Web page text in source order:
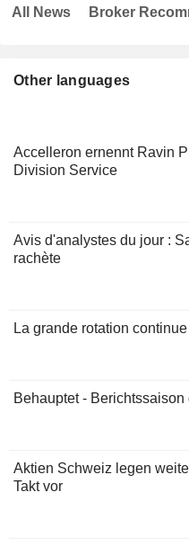
Other languages
Accelleron ernennt Ravin
Division Service
Avis d'analystes du jour :
rachète
La grande rotation continue
Behauptet - Berichtssaison
Aktien Schweiz legen
Takt vor
All News Broker